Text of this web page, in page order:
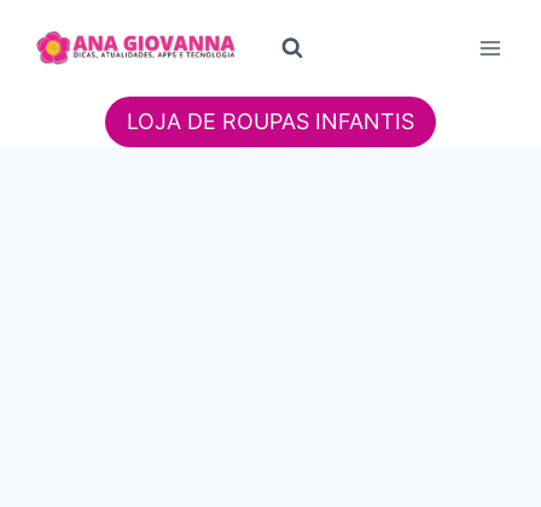
para
LOJA DE ROUPAS INFANTIS